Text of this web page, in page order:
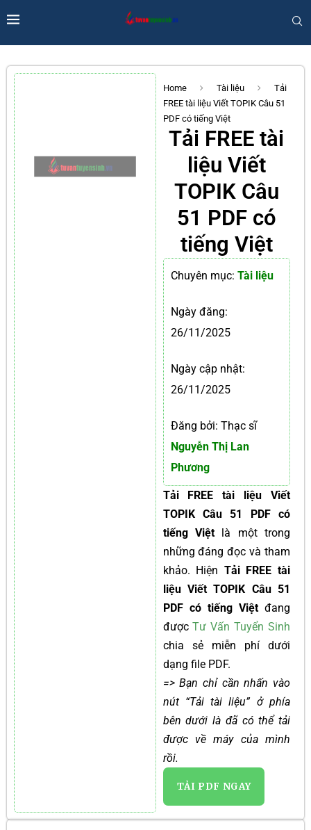
Home Tài liệu
Tải
FREE tài liệu Viết TOPIK Câu 51
PDF có tiếng Việt
Tải FREE tài
liệu Viết
TOPIK Câu
51 PDF có
tiếng Việt
Chuyên mục: Tài liệu
Ngày đăng:
26/11/2025
Ngày cập nhật:
26/11/2025
Đăng bởi: Thạc sĩ
Nguyễn Thị Lan
Phương
Tải FREE tài liệu Viết
TOPIK Câu 51 PDF có
tiếng Việtlà một trong
những đáng đọc và tham
khảo. Hiện Tải FREE tài
liệu Viết TOPIK Câu 51
PDF có tiếng Việt đang
đượcTư Vấn Tuyển Sinh
chia sẻ miễn phí dưới
dạng file PDF.
=> Bạn chỉ cần nhấn vào
nút “Tải tài liệu” ở phía
bên dưới là đã có thể tải
được về máy của mình
rồi.
TẢI PDF NGAY